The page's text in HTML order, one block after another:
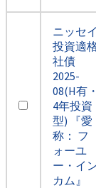
ニッセイ
投資適
社債
2025-
08(H有・
4年投資
型) 『愛
称： フ
ォーユ
ー・イ
カム』